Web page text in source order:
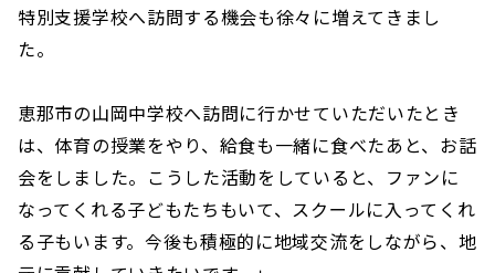
特別支援学校へ訪問する機会も徐々に増えてきまし
た。
恵那市の山岡中学校へ訪問に行かせていただいたとき
は、体育の授業をやり、給食も一緒に食べたあと、お話
会をしました。こうした活動をしていると、ファンに
なってくれる子どもたちもいて、スクールに入ってくれ
る子もいます。今後も積極的に地域交流をしながら、地